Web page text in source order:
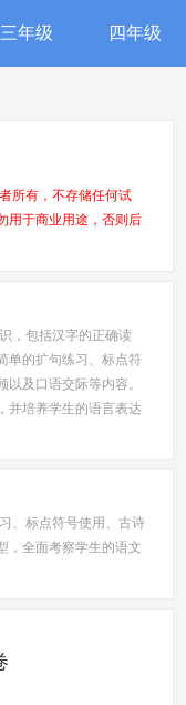
三年级 四年级
所有，不存储任何试
用于商业用途，否则后
，包括汉字的正确读
单的扩句练习、标点符
及口语交际等内容。
并培养学生的语言表达
、标点符号使用、古诗
，全面考察学生的语文